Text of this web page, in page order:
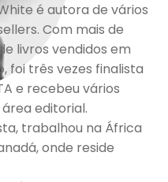
é autora de vários
Com mais de
livros vendidos em
foi três vezes finalista
e recebeu vários
editorial.
trabalhou na África
onde reside